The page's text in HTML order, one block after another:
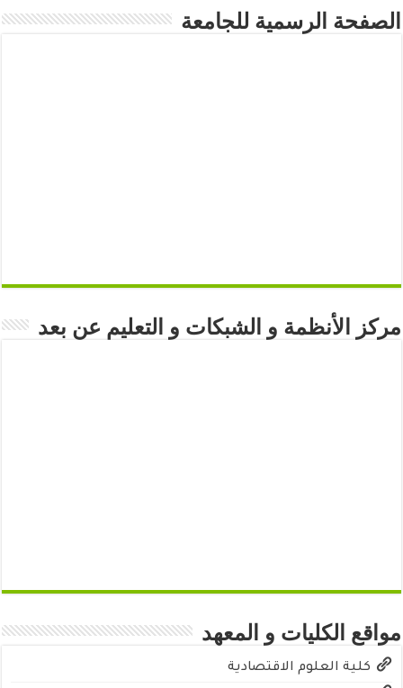
الصفحة الرسمية للجامعة
مركز الأنظمة و الشبكات و التعليم عن بعد
مواقع الكليات و المعهد
كلية العلوم الاقتصادية